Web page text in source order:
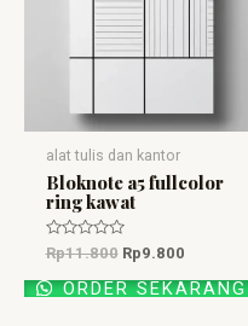
alat tulis dan kantor
Bloknote a5 fullcolor
ring kawat
Dinilai
0
dari
5
Rp11.800 Rp9.800
ORDER SEKARANG